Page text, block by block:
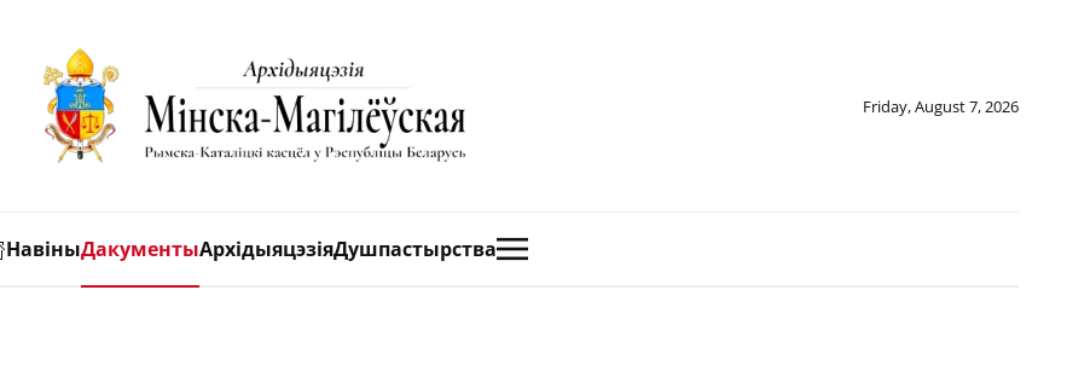
Friday, August 7, 2026
НавіныДакументыАрхідыяцэзіяДушпастырства